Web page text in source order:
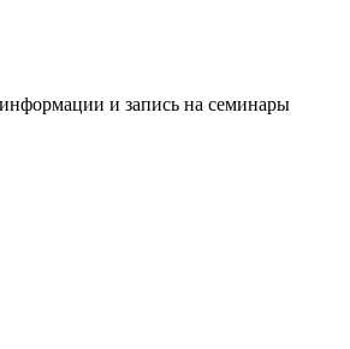
информации и запись на семинары